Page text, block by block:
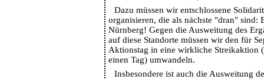
Dazu müssen wir entschlossene
organisieren, die als nächste "dran" sind:
Nürnberg! Gegen die Ausweitung des
auf diese Standorte müssen wir den für
Aktionstag in eine wirkliche Streikaktion
einen Tag) umwandeln.
Insbesondere ist auch die Ausweitung